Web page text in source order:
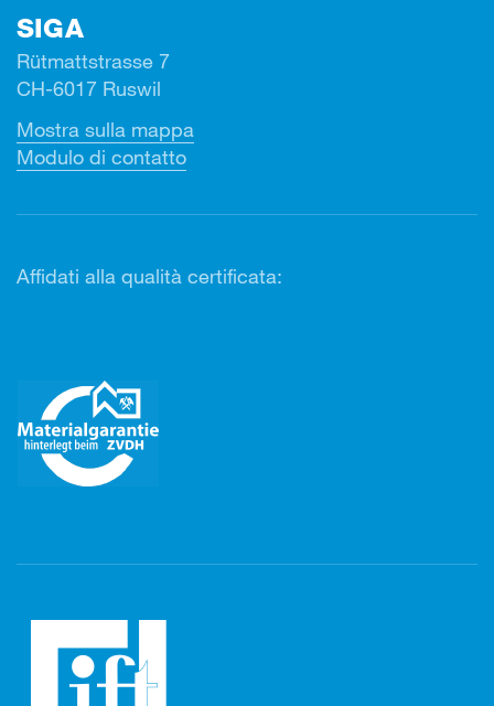
SIGA
Rütmattstrasse 7
CH-6017 Ruswil
Mostra sulla mappa
Modulo di contatto
Affidati alla qualità certificata: